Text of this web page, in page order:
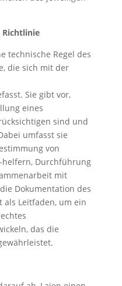
Richtlinie
technische Regel des
die sich mit der
Sie gibt vor,
eines
sind und
umfasst sie
von
helfern, Durchführung
mit
Dokumentation des
als Leitfaden, um ein
das die